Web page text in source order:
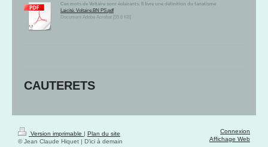
Ces mots de Voltaire sont éclairants. Il livre une définition du fanatisme
Laicité. Voltaire.BN PS.pdf
Document Adobe Acrobat [55.6 KB]
CAUTERETS
Version imprimable | Plan du site
© Jean Claude Hiquet | D'ici à demain
Connexion
Affichage Web